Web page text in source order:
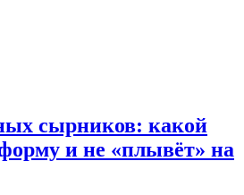
сырников: какой
и не «плывёт» на